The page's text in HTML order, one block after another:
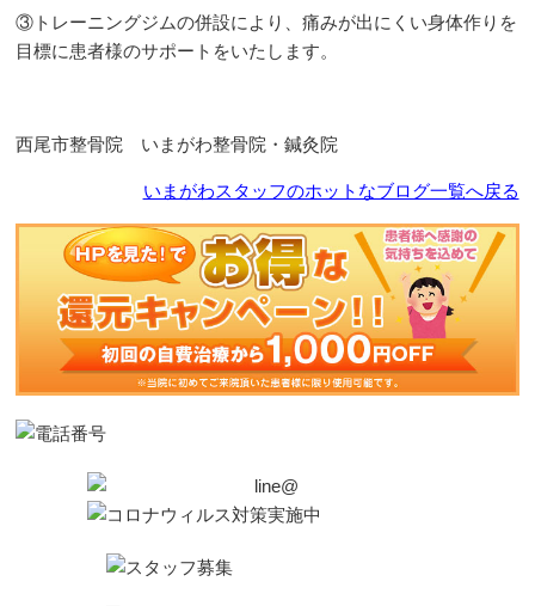
③トレーニングジムの併設により、痛みが出にくい身体作りを
目標に患者様のサポートをいたします。
西尾市整骨院 いまがわ整骨院・鍼灸院
いまがわスタッフのホットなブログ一覧へ戻る